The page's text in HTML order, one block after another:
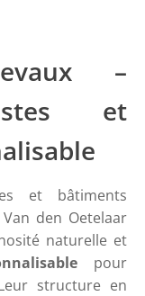
–
et
et bâtiments
den Oetelaar
naturelle et
pour
structure en